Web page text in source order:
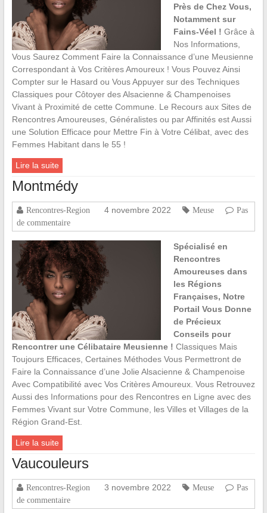
Près de Chez Vous,
Notamment sur
Fains-Véel ! Grâce à
Nos Informations,
Vous Saurez Comment Faire la Connaissance d’une Meusienne
Correspondant à Vos Critères Amoureux ! Vous Pouvez Ainsi
Compter sur le Hasard ou Vous Appuyer sur des Techniques
Classiques pour Côtoyer des Alsacienne & Champenoises
Vivant à Proximité de cette Commune. Le Recours aux Sites de
Rencontres Amoureuses, Généralistes ou par Affinités est Aussi
une Solution Efficace pour Mettre Fin à Votre Célibat, avec des
Femmes Habitant dans le 55 !
Lire la suite
Montmédy
Rencontres-Region 4 novembre 2022 Meuse
Pas
de commentaire
Spécialisé en
Rencontres
Amoureuses dans
les Régions
Françaises, Notre
Portail Vous Donne
de Précieux
Conseils pour
Rencontrer une Célibataire Meusienne ! Classiques Mais
Toujours Efficaces, Certaines Méthodes Vous Permettront de
Faire la Connaissance d’une Jolie Alsacienne & Champenoise
Avec Compatibilité avec Vos Critères Amoureux. Vous Retrouvez
Aussi des Informations pour des Rencontres en Ligne avec des
Femmes Vivant sur Votre Commune, les Villes et Villages de la
Région Grand-Est.
Lire la suite
Vaucouleurs
Rencontres-Region 3 novembre 2022 Meuse
Pas
de commentaire